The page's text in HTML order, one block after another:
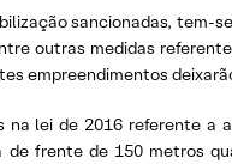
sancionadas, tem-
outras medidas
empreendimentos
na lei de 2016 referente a
de frente de 150 metros